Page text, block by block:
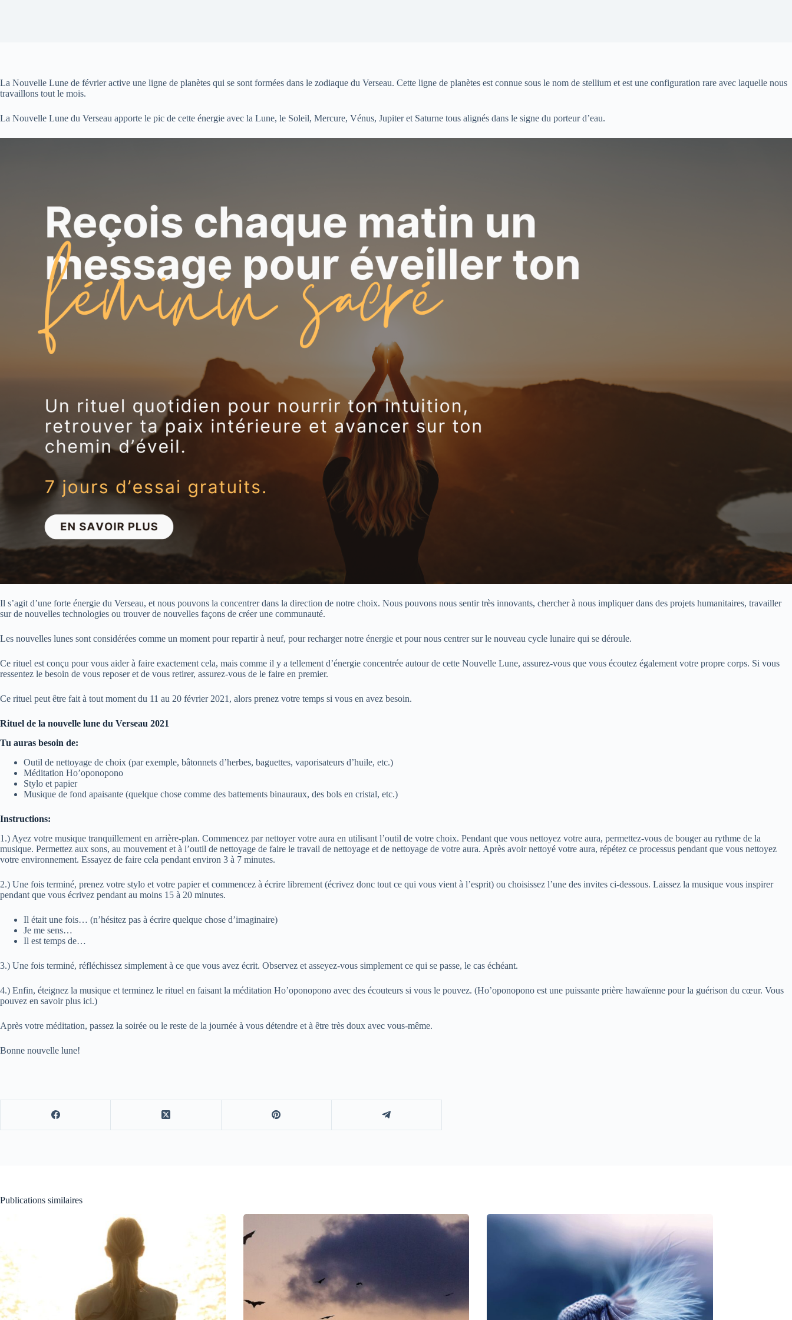
La Nouvelle Lune de février active une ligne de planètes qui se sont formées dans le zodiaque du Verseau. Cette ligne de planètes est connue sous le nom de stellium et est une configuration rare avec laquelle nous
travaillons tout le mois.
La Nouvelle Lune du Verseau apporte le pic de cette énergie avec la Lune, le Soleil, Mercure, Vénus, Jupiter et Saturne tous alignés dans le signe du porteur d’eau.
Il s’agit d’une forte énergie du Verseau, et nous pouvons la concentrer dans la direction de notre choix. Nous pouvons nous sentir très innovants, chercher à nous impliquer dans des projets humanitaires, travailler
sur de nouvelles technologies ou trouver de nouvelles façons de créer une communauté.
Les nouvelles lunes sont considérées comme un moment pour repartir à neuf, pour recharger notre énergie et pour nous centrer sur le nouveau cycle lunaire qui se déroule.
Ce rituel est conçu pour vous aider à faire exactement cela, mais comme il y a tellement d’énergie concentrée autour de cette Nouvelle Lune, assurez-vous que vous écoutez également votre propre corps. Si vous
ressentez le besoin de vous reposer et de vous retirer, assurez-vous de le faire en premier.
Ce rituel peut être fait à tout moment du 11 au 20 février 2021, alors prenez votre temps si vous en avez besoin.
Rituel de la nouvelle lune du Verseau 2021
Tu auras besoin de:
Outil de nettoyage de choix (par exemple, bâtonnets d’herbes, baguettes, vaporisateurs d’huile, etc.)
Méditation Ho’oponopono
Stylo et papier
Musique de fond apaisante (quelque chose comme des battements binauraux, des bols en cristal, etc.)
Instructions:
1.) Ayez votre musique tranquillement en arrière-plan. Commencez par nettoyer votre aura en utilisant l’outil de votre choix. Pendant que vous nettoyez votre aura, permettez-vous de bouger au rythme de la
musique. Permettez aux sons, au mouvement et à l’outil de nettoyage de faire le travail de nettoyage et de nettoyage de votre aura. Après avoir nettoyé votre aura, répétez ce processus pendant que vous nettoyez
votre environnement. Essayez de faire cela pendant environ 3 à 7 minutes.
2.) Une fois terminé, prenez votre stylo et votre papier et commencez à écrire librement (écrivez donc tout ce qui vous vient à l’esprit) ou choisissez l’une des invites ci-dessous. Laissez la musique vous inspirer
pendant que vous écrivez pendant au moins 15 à 20 minutes.
Il était une fois… (n’hésitez pas à écrire quelque chose d’imaginaire)
Je me sens…
Il est temps de…
3.) Une fois terminé, réfléchissez simplement à ce que vous avez écrit. Observez et asseyez-vous simplement ce qui se passe, le cas échéant.
4.) Enfin, éteignez la musique et terminez le rituel en faisant la méditation Ho’oponopono avec des écouteurs si vous le pouvez. (Ho’oponopono est une puissante prière hawaïenne pour la guérison du cœur. Vous
pouvez en savoir plus ici.)
Après votre méditation, passez la soirée ou le reste de la journée à vous détendre et à être très doux avec vous-même.
Bonne nouvelle lune!
Publications similaires